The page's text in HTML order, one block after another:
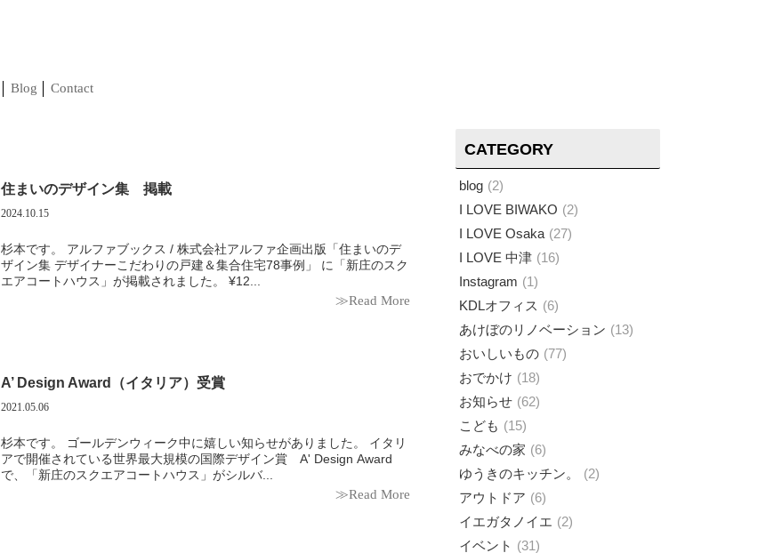
Blog Contact
住まいのデザイン集 掲載
2024.10.15
杉本です。 アルファブックス / 株式会社アルファ企画出版「住まいのデ
ザイン集 デザイナーこだわりの戸建＆集合住宅78事例」 に「新庄のスク
エアコートハウス」が掲載されました。 ¥12...
≫Read More
A’ Design Award（イタリア）受賞
2021.05.06
杉本です。 ゴールデンウィーク中に嬉しい知らせがありました。 イタリ
アで開催されている世界最大規模の国際デザイン賞 A' Design Award
で、「新庄のスクエアコートハウス」がシルバ...
≫Read More
CATEGORY
blog
2
I LOVE BIWAKO
2
I LOVE Osaka
27
I LOVE 中津
16
Instagram
1
KDLオフィス
6
あけぼのリノベーション
13
おいしいもの 77
おでかけ
18
お知らせ
62
こども
15
みなべの家
6
ゆうきのキッチン。
2
アウトドア
6
イエガタノイエ
2
イベント
31